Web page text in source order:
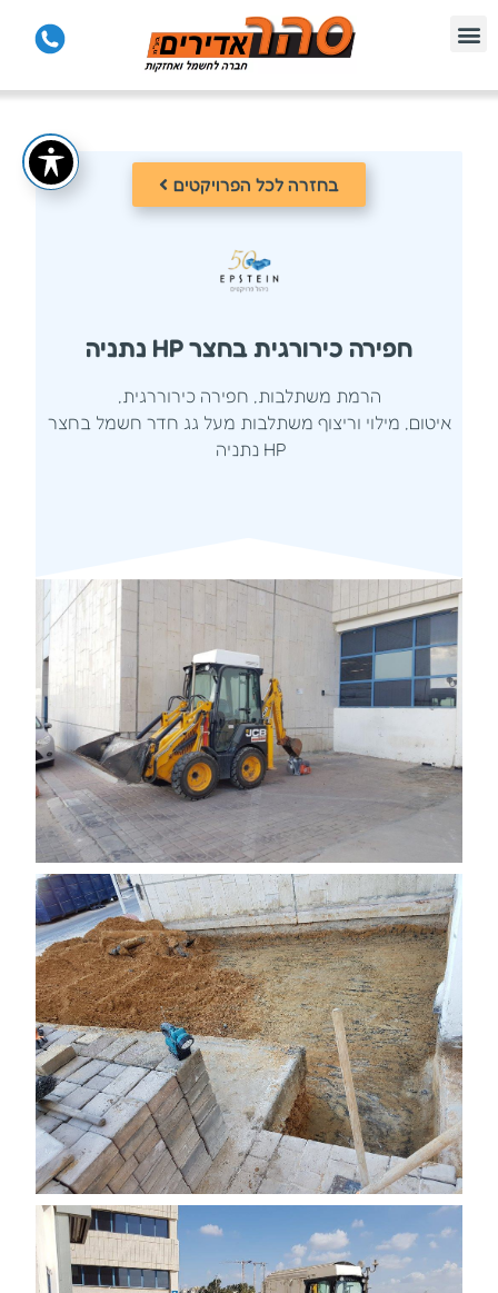
בחזרה לכל הפרויקטים
חפירה כירורגית בחצר HP נתניה
הרמת משתלבות, חפירה כירוררגית,
איטום, מילוי וריצוף משתלבות מעל גג חדר חשמל בחצר
HP נתניה